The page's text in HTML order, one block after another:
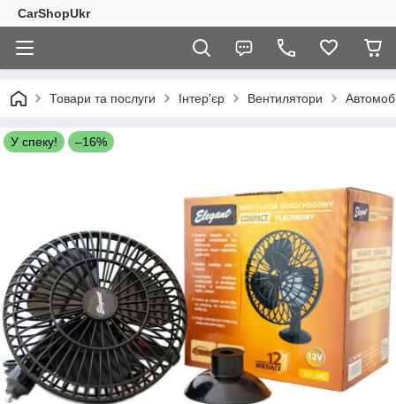
CarShopUkr
Товари та послуги Інтер'єр Вентилятори
У спеку! –16%